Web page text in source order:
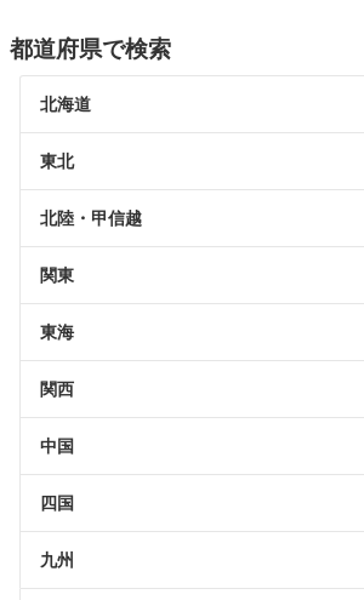
都道府県で検索
北海道
東北
北陸・甲信越
関東
東海
関西
中国
四国
九州